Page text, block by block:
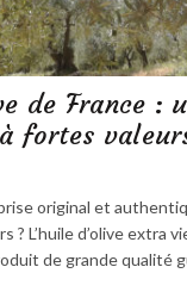
de France :
fortes
original et
? L’huile d’olive extra
de grande qualité